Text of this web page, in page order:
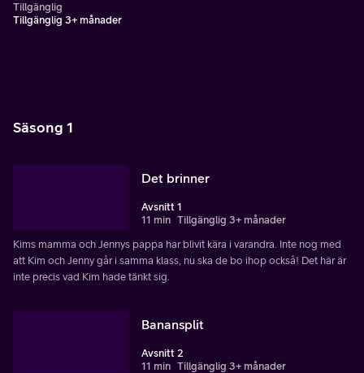
Tillgänglig
Tillgänglig 3+ månader
Säsong 1
Det brinner
Avsnitt 1
11 min Tillgänglig 3+ månader
Kims mamma och Jennys pappa har blivit kära i varandra. Inte nog med
att Kim och Jenny går i samma klass, nu ska de bo ihop också! Det här är
inte precis vad Kim hade tänkt sig.
Banansplit
Avsnitt 2
11 min Tillgänglig 3+ månader